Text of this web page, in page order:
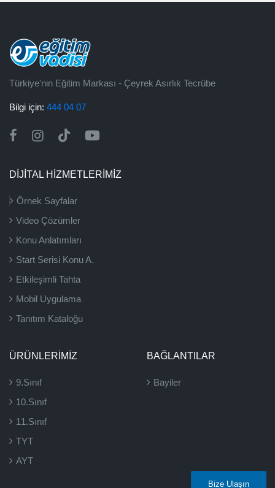
Türkiye'nin Eğitim Markası - Çeyrek Asırlık Tecrübe
Bilgi için: 444 04 07
DİJİTAL HİZMETLERİMİZ
Örnek Sayfalar
Video Çözümler
Konu Anlatımları
Start Serisi Konu A.
Etkileşimli Tahta
Mobil Uygulama
Tanıtım Kataloğu
ÜRÜNLERIMIZ
9.Sınıf
10.Sınıf
11.Sınıf
TYT
AYT
BAĞLANTILAR
Bayiler
Bize Ulaşın